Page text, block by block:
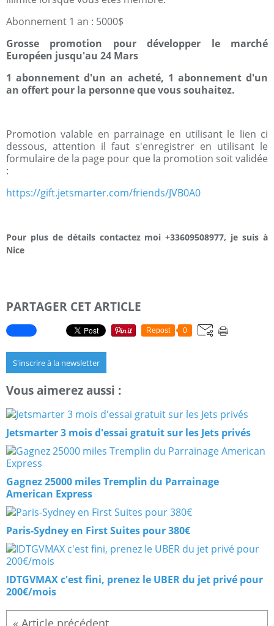
Abonnement 1 an : 5000$
Grosse promotion pour développer le marché
Européen jusqu'au 24 Mars
1 abonnement d'un an acheté, 1 abonnement d'un
an offert pour la personne que vous souhaitez.
Promotion valable en parrainage en utilisant le lien ci
dessous, attention il faut s'enregistrer en utilisant le
formulaire de la page pour que la promotion soit validée
:
https://gift.jetsmarter.com/friends/JVB0A0
Pour plus de détails contactez moi +33609508977, je suis à
Nice
PARTAGER CET ARTICLE
Repost 0
S'inscrire à la newsletter
Vous aimerez aussi :
Jetsmarter 3 mois d'essai gratuit sur les Jets privés
Gagnez 25000 miles Tremplin du Parrainage
American Express
Paris-Sydney en First Suites pour 380€
IDTGVMAX c'est fini, prenez le UBER du jet privé pour
200€/mois